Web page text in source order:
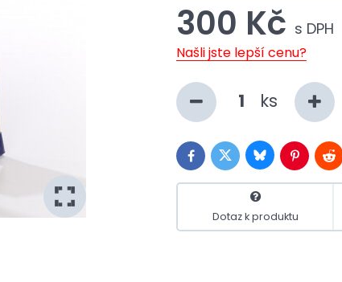
300 Kč s DPH
Našli jste lepší cenu?
ks
FacebookTwitterBlueskyPinterest
Dotaz k produktu